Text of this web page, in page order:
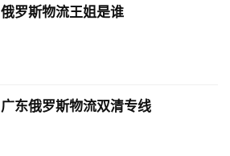
俄罗斯物流王姐是谁
广东俄罗斯物流双清专线